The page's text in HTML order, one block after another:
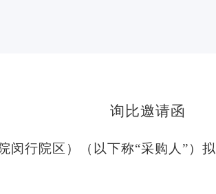
询比邀请函
闵行院区） （ 以下称“采购人”）